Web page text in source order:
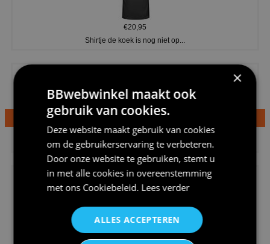
€20,95
Shirtje de koek is nog niet op...
€24,95
Dames v hals t-shirt prinses v...
€24,95
×
BBwebwinkel maakt ook
gebruik van cookies.
Deze website maakt gebruik van cookies
om de gebruikerservaring te verbeteren.
Door onze website te gebruiken, stemt u
in met alle cookies in overeenstemming
met ons Cookiebeleid. Lees verder
ALLES ACCEPTEREN